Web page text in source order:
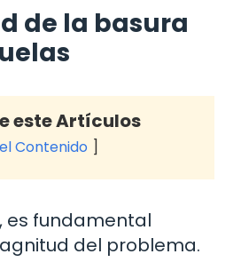
de la basura
este Artículos
Contenido
es fundamental
del problema.